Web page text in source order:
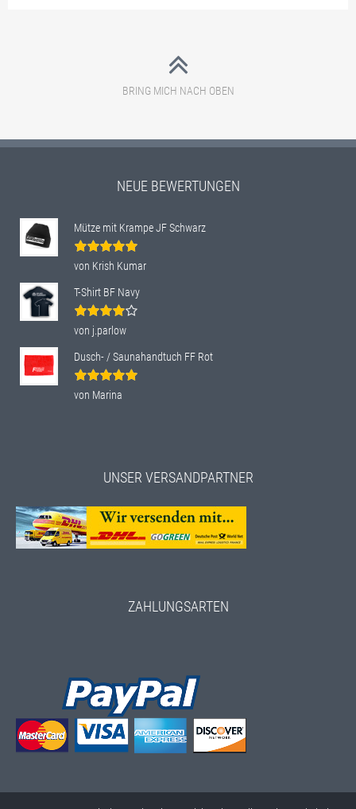
BRING MICH NACH OBEN
NEUE BEWERTUNGEN
Mütze mit Krampe JF Schwarz
Bewertet
von Krish Kumar
T-Shirt BF Navy
Bewertet
mit4
5
von j.parlow
Dusch- / Saunahandtuch FF Rot
Bewertet
von Marina
UNSER VERSANDPARTNER
ZAHLUNGSARTEN